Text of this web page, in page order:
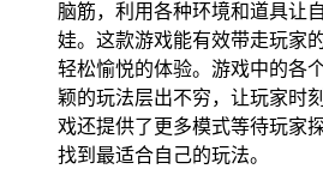
脑筋，利用各种环境和道具让
娃。这款游戏能有效带走玩家
轻松愉悦的体验。游戏中的各
颖的玩法层出不穷，让玩家时
戏还提供了更多模式等待玩家
找到最适合自己的玩法。